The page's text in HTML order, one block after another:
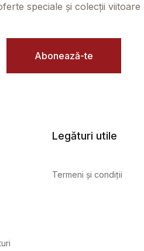
speciale și colecții viitoare
Abonează-te
Legături utile
Termeni și condiții